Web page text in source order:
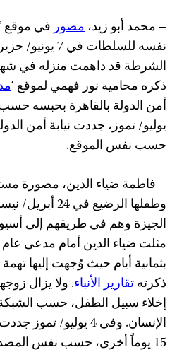
– محمد أبو زيد، مصورفي موقع
نفسه للسلطات
الشرطة قد داهمت منزله في شهر
ذكره محاميه نور فهمي لموقع ‘
حسب نفس الموقع.
– فاطمة ضياء الدين، مصورة
وطفلها الرضيع
الجيزة وهم في طريقهم إلى
مثلت ضياء الدين أمام مدعى عام
بثمانية أيام حيث وُجهت إليها
ذكرتهتقارير الأنباء. ولا يزال
إخلاء سبيل الطفل، حسب
الإنسان. وفي 4 يوليو/
15 يوماً أخرى، حسب نفس المصدر.